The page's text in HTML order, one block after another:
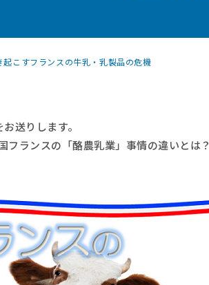
こすフランスの牛乳・乳製品の危機
送りします。
ランスの「酪農乳業」事情の違いとは？